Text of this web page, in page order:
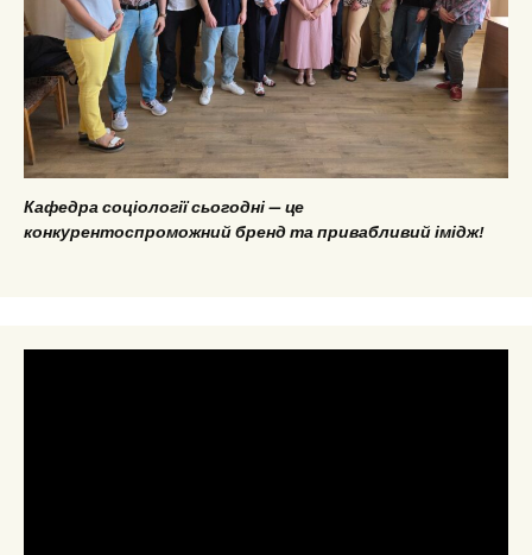
Кафедра соціології сьогодні — це
конкурентоспроможний бренд та привабливий імідж!